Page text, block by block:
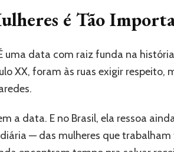
é Tão
uma data com raiz funda na
XX, foram às ruas exigir respeito,
a data. E no Brasil, ela ressoa
— das mulheres que